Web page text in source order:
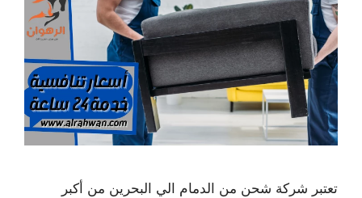
تعتبر شركة شحن من الدمام الي البحرين من أكبر